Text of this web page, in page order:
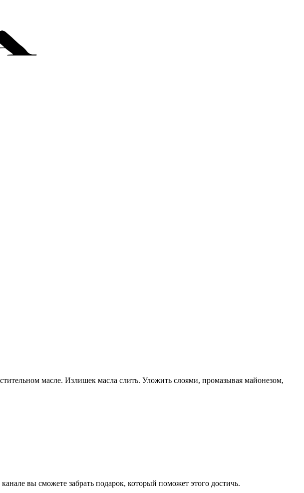
масле. Излишек масла слить. Уложить слоями, промазывая майонезом,
вы сможете забрать подарок, который поможет этого достичь.